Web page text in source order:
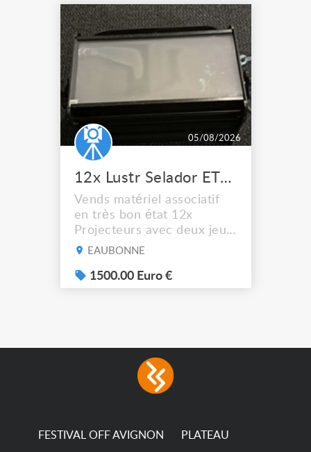
05/08/2026
12x Lustr Selador ETC Led 7x colors filtres
Vends matériel associatif
en très bon état 12x
Projecteurs avec deux jeux
de filtre filtre Lustr Selador
system – seven colour
LEDs providing the
consumption The
permanence of a 50,000-
EAUBONNE
1500.00 Euro €
FESTIVAL OFF AVIGNON PLATEAU